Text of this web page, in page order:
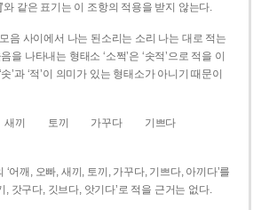
와 같은 표기는 이 조항의 적용을 받지 않는다.
음 사이에서 나는 된소리는 소리 나는 대로 적는
을 나타내는 형태소 ‘소쩍’은 ‘솟적’으로 적을 이
’과 ‘적’이 의미가 있는 형태소가 아니기 때문이
새끼 토끼 가꾸다
기쁘다
‘어깨, 오빠, 새끼, 토끼, 가꾸다, 기쁘다, 아끼다’를
, 갓구다, 깃브다, 앗기다’로 적을 근거는 없다.